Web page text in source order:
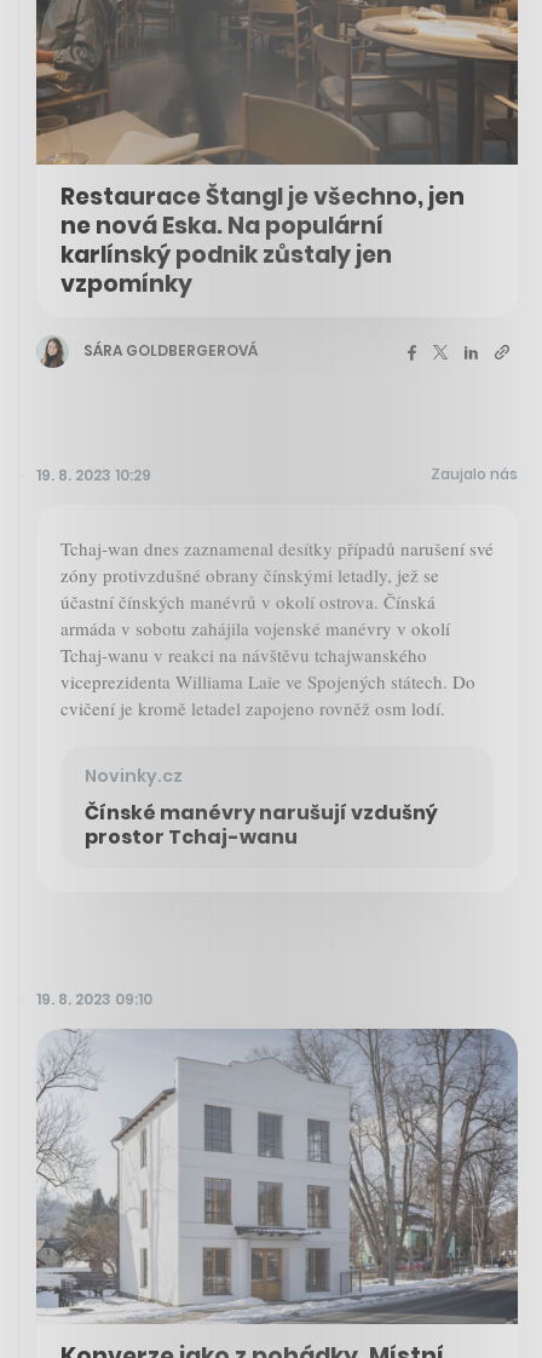
Restaurace Štangl je všechno, jen
ne nová Eska. Na populární
karlínský podnik zůstaly jen
vzpomínky
SÁRA GOLDBERGEROVÁ
19. 8. 2023 10:29 Zaujalo nás
Tchaj-wan dnes zaznamenal desítky případů narušení své
zóny protivzdušné obrany čínskými letadly, jež se
účastní čínských manévrů v okolí ostrova. Čínská
armáda v sobotu zahájila vojenské manévry v okolí
Tchaj-wanu v reakci na návštěvu tchajwanského
viceprezidenta Williama Laie ve Spojených státech. Do
cvičení je kromě letadel zapojeno rovněž osm lodí.
Novinky.cz
Čínské manévry narušují vzdušný
prostor Tchaj-wanu
19. 8. 2023 09:10